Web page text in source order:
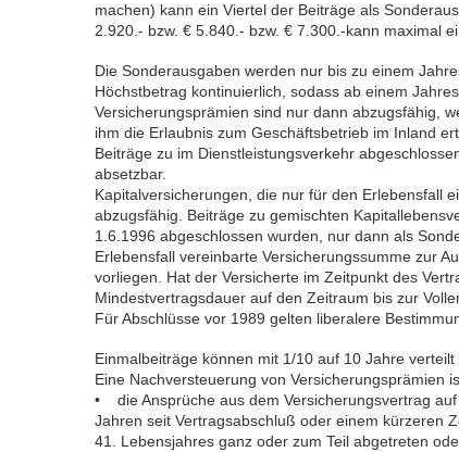
machen) kann ein Viertel der Beiträge als
2.920.- bzw. € 5.840.- bzw. € 7.300.-kann maximal
Die Sonderausgaben werden nur bis zu einem
Höchstbetrag kontinuierlich, sodass ab einem
Versicherungsprämien sind nur dann abzugsfähig,
ihm die Erlaubnis zum Geschäftsbetrieb im Inland
Beiträge zu im Dienstleistungsverkehr
absetzbar.
Kapitalversicherungen, die nur für den Erlebensfall
abzugsfähig. Beiträge zu gemischten
1.6.1996 abgeschlossen wurden, nur dann als
Erlebensfall vereinbarte Versicherungssumme zur
vorliegen. Hat der Versicherte im Zeitpunkt des
Mindestvertragsdauer auf den Zeitraum bis zur
Für Abschlüsse vor 1989 gelten liberalere
Einmalbeiträge können mit 1/10 auf 10 Jahre
Eine Nachversteuerung von Versicherungsprämien
• die Ansprüche aus dem Versicherungsvertrag
Jahren seit Vertragsabschluß oder einem kürzeren
41. Lebensjahres ganz oder zum Teil abgetreten